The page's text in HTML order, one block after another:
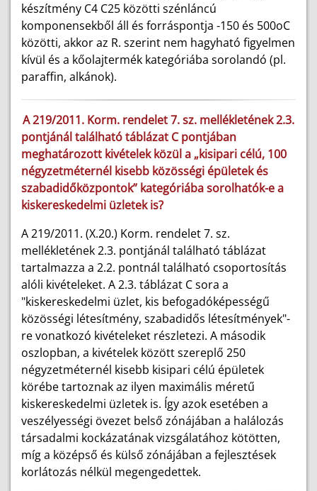
készítmény C4 C25 közötti szénláncú
komponensekből áll és forráspontja -150 és 500oC
közötti, akkor az R. szerint nem hagyható figyelmen
kívül és a kőolajtermék kategóriába sorolandó (pl.
paraffin, alkánok).
A 219/2011. Korm. rendelet 7. sz. mellékletének 2.3.
pontjánál található táblázat C pontjában
meghatározott kivételek közül a „kisipari célú, 100
négyzetméternél kisebb közösségi épületek és
szabadidőközpontok” kategóriába sorolhatók-e a
kiskereskedelmi üzletek is?
A 219/2011. (X.20.) Korm. rendelet 7. sz.
mellékletének 2.3. pontjánál található táblázat
tartalmazza a 2.2. pontnál található csoportosítás
alóli kivételeket. A 2.3. táblázat C sora a
"kiskereskedelmi üzlet, kis befogadóképességű
közösségi létesítmény, szabadidős létesítmények"-
re vonatkozó kivételeket részletezi. A második
oszlopban, a kivételek között szereplő 250
négyzetméternél kisebb kisipari célú épületek
körébe tartoznak az ilyen maximális méretű
kiskereskedelmi üzletek is. Így azok esetében a
veszélyességi övezet belső zónájában a halálozás
társadalmi kockázatának vizsgálatához kötötten,
míg a középső és külső zónájában a fejlesztések
korlátozás nélkül megengedettek.